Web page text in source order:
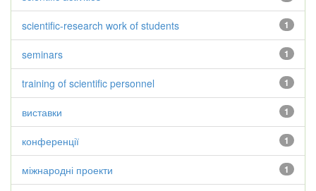
1
scientific-research work of students
1
seminars
1
training of scientific personnel
1
виставки
1
конференції
1
міжнародні проекти